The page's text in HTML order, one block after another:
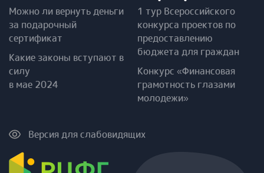
Можно ли вернуть деньги
за подарочный
сертификат
Какие законы вступают в
силу
в мае 2024
1 тур Всероссийского
конкурса проектов по
предоставлению
бюджета для граждан
Конкурс «Финансовая
грамотность глазами
молодежи»
Версия для слабовидящих